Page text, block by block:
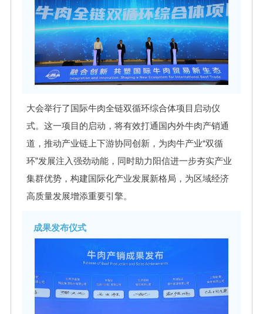
大会举行了国际牛肉全链双循环综合体项目启动仪
式。这一项目的启动，将有效打通国内外牛肉产销通
道，推动产业链上下游协同创新，为肉牛产业“双循
环”发展注入强劲动能，同时助力阳信进一步夯实产业
集群优势，构建国际化产业发展新格局，为区域经济
高质量发展增添重要引擎。
成果发布仪式